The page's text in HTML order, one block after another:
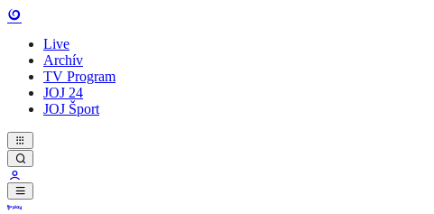
Live
Archív
TV Program
JOJ 24
JOJ Šport